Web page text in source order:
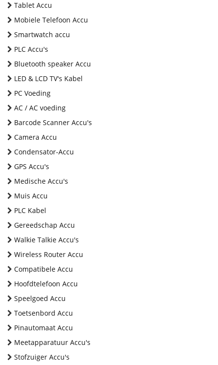
Tablet Accu
Mobiele Telefoon Accu
Smartwatch accu
PLC Accu's
Bluetooth speaker Accu
LED & LCD TV's Kabel
PC Voeding
AC / AC voeding
Barcode Scanner Accu's
Camera Accu
Condensator-Accu
GPS Accu's
Medische Accu's
Muis Accu
PLC Kabel
Gereedschap Accu
Walkie Talkie Accu's
Wireless Router Accu
Compatibele Accu
Hoofdtelefoon Accu
Speelgoed Accu
Toetsenbord Accu
Pinautomaat Accu
Meetapparatuur Accu's
Stofzuiger Accu's